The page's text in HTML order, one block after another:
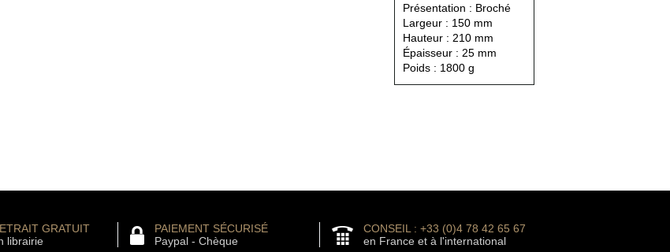
Présentation : Broché
Largeur : 150 mm
Hauteur : 210 mm
Épaisseur : 25 mm
Poids : 1800 g
GRATUIT
librairie
PAIEMENT SÉCURISÉ
Paypal - Chèque
CONSEIL : +33 (0)4 78 42 65 67
en France et à l'international